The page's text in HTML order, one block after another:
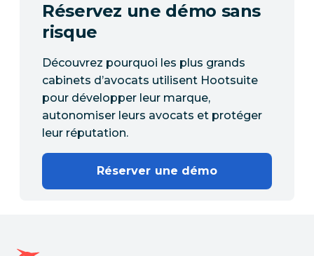
Réservez une démo sans
risque
Découvrez pourquoi les plus grands
cabinets d’avocats utilisent Hootsuite
pour développer leur marque,
autonomiser leurs avocats et protéger
leur réputation.
Réserver une démo
Page d'accueil Hootsuite